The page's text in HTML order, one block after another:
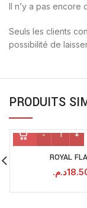
Il n’y a pas encore
Seuls les clients
possibilité de
PRODUITS
ROYAL
د.م.